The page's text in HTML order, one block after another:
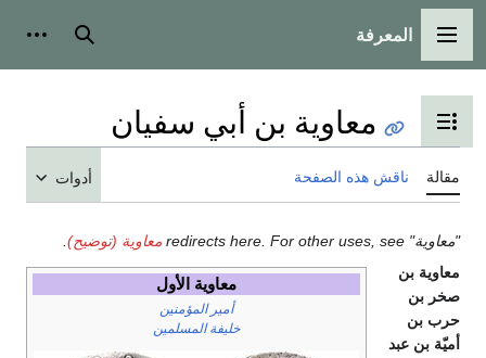
القائمة الرئيسية
المعرفة بحث
تبديل عرض جدول المحتويات
معاوية بن أبي سفيان
مقالة ناقش هذه الصفحة أدوات
"معاوية" redirects here. For other uses, see معاوية (توضيح)
معاوية الأول
أمير المؤمنين
خليفة المسلمين
معاوية بن
صخر بن
حرب بن
أميّة بن عبد